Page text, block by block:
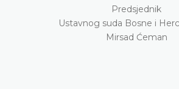
Predsjednik
Ustavnog suda Bosne i
Mirsad Ćeman